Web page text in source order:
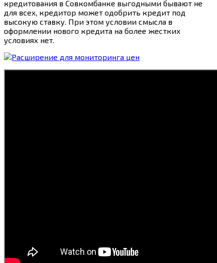
кредитования в Совкомбанке выгодными бывают не
для всех, кредитор может одобрить кредит под
высокую ставку. При этом условии смысла в
оформлении нового кредита на более жестких
условиях нет.